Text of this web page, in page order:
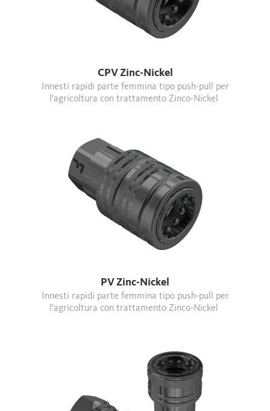
CPV Zinc-Nickel
l'agricoltura con trattamento Zinco-Nickel
PV Zinc-Nickel
l'agricoltura con trattamento Zinco-Nickel